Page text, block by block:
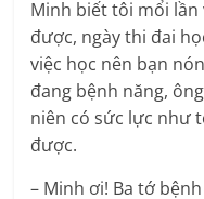
Minh biết tôi mổi
được, ngày thi đai
việc học nên bạn
đang bệnh năng,
niên có sức lực như
được.
– Minh ơi! Ba tớ